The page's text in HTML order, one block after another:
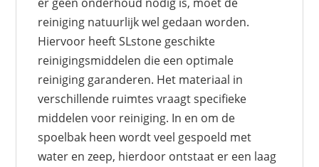
reiniging natuurlijk wel gedaan worden.
Hiervoor heeft SLstone geschikte
reinigingsmiddelen die een optimale
reiniging garanderen. Het materiaal in
verschillende ruimtes vraagt specifieke
middelen voor reiniging. In en om de
spoelbak heen wordt veel gespoeld met
water en zeep, hierdoor ontstaat er een laag